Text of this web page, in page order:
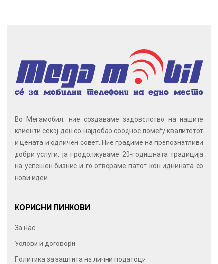
Во Мегамобил, ние создаваме задоволство на нашите
клиенти секој ден со најдобар сооднос помеѓу квалитетот
и цената и одличен совет. Ние градиме на препознатливи
добри услуги, ја продолжуваме 20-годишната традиција
на успешен бизнис и го отвораме патот кон иднината со
нови идеи.
КОРИСНИ ЛИНКОВИ
За нас
Услови и договори
Политика за заштита на лични податоци